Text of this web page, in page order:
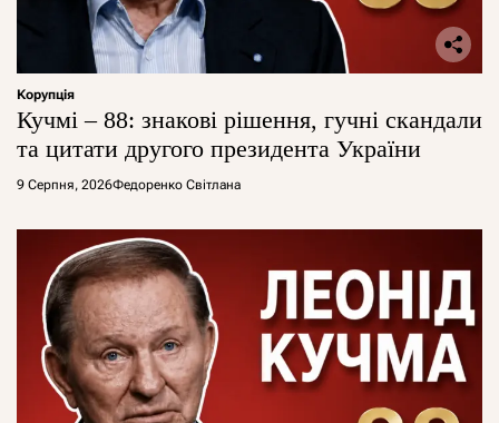
Корупція
Кучмі – 88: знакові рішення, гучні скандали
та цитати другого президента України
9 Серпня, 2026Федоренко Світлана